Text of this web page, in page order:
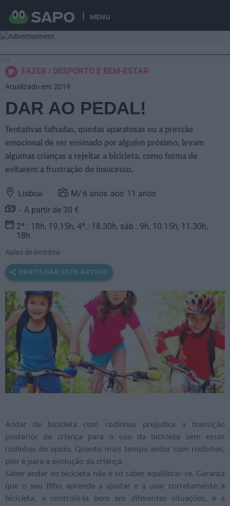
MENU
FAZER DESPORTO E BEM-ESTAR
DAR AO PEDAL!
Tentativas falhadas, quedas aparatosas ou a pressão
emocional de ser ensinado por alguém próximo, levam
algumas crianças a rejeitar a bicicleta, como forma de
evitarem a frustração do insucesso.
Lisboa 6 anos 11 anos
A partir de 30 €
2ª.: 18h, 19.15h, 4ª.: 18.30h, sáb.: 9h, 10.15h, 11.30h,
18h
Aulas de bicicleta
PARTILHAR ESTE ARTIGO
Andar de bicicleta com rodinhas prejudica a transição
posterior da criança para o uso da bicicleta sem essas
rodinhas de apoio. Quanto mais tempo andar com rodinhas,
pior é para a evolução da criança.
Saber andar de bicicleta não é só saber equilibrar-se. Garanta
que o seu filho aprende a ajustar e a usar corretamente a
bicicleta, a controlá-la bem em diferentes situações, e a
Atualizado em: 2019